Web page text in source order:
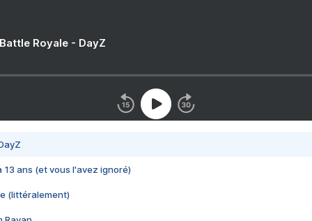
Royale - DayZ
13 ans (et vous l'avez ignoré)
(littéralement)